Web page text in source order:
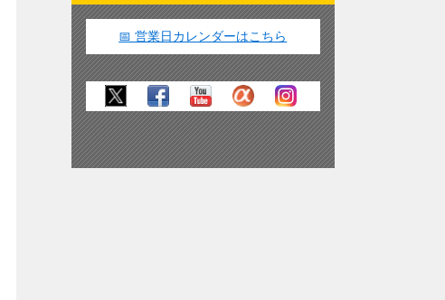
📅 営業日カレンダーはこちら